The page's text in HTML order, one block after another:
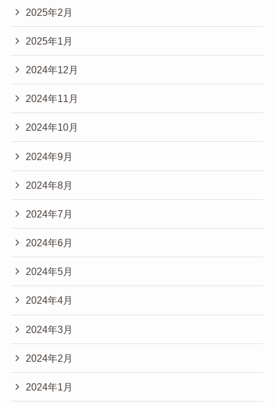
2025年2月
2025年1月
2024年12月
2024年11月
2024年10月
2024年9月
2024年8月
2024年7月
2024年6月
2024年5月
2024年4月
2024年3月
2024年2月
2024年1月